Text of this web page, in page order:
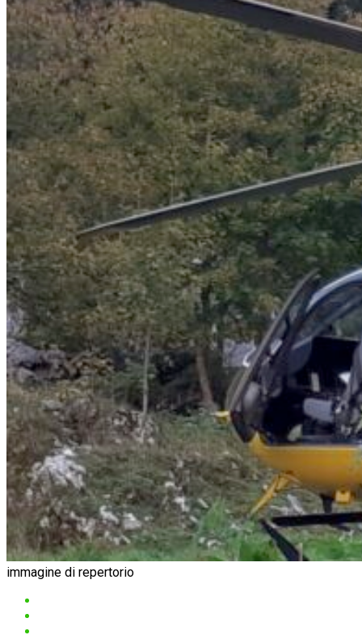
immagine di repertorio